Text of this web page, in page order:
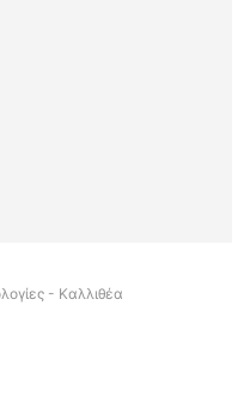
- Καλλιθέα